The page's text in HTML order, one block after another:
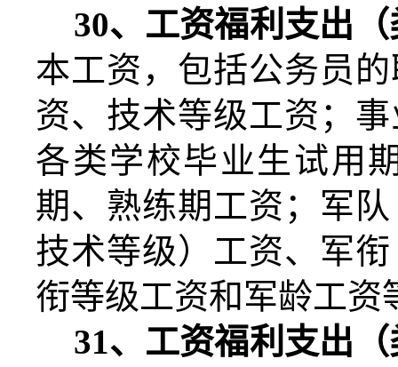
30、工资福利支出
本工资，包括公务员
资、技术等级工资；
各类学校毕业生试用
期、熟练期工资；军
技术等级）工资、军
衔等级工资和军龄工资
31、工资福利支出